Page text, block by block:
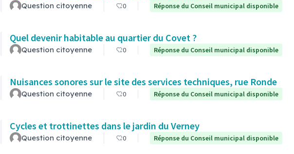
Question citoyenne 0 Réponse du Conseil municipal disponible
Quel devenir habitable au quartier du Covet ?
Question citoyenne 0 Réponse du Conseil municipal disponible
Nuisances sonores sur le site des services techniques, rue Ronde
Question citoyenne 0 Réponse du Conseil municipal disponible
Cycles et trottinettes dans le jardin du Verney
Question citoyenne 0 Réponse du Conseil municipal disponible